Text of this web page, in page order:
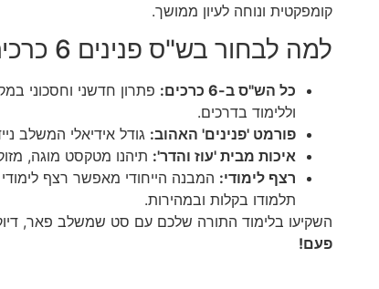
קומפקטית ונוחה לעיון ממושך.
למה לבחור בש"ס פנינים 6 כרכים?
כל הש"ס ב-6 כרכים:
פתרון חדשני וחסכוני
וללימוד בדרכים.
פורמט 'פנינים' האהוב: גודל אידיאלי המשלב
איכות מבית 'עוז והדר': תיהנו מטקסט מוגה,
רצף לימודי: המבנה הייחודי מאפשר רצף
תלמודו בקלות ובמהירות.
השקיעו בלימוד התורה שלכם עם סט שמשלב פאר, דיוק
פעם!